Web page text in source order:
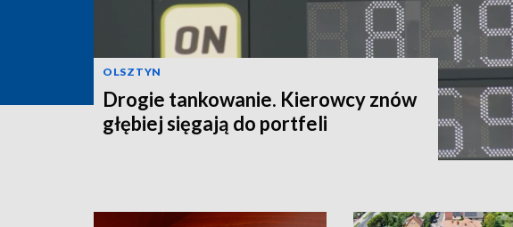
OLSZTYN
Drogie tankowanie. Kierowcy znów
głębiej sięgają do portfeli